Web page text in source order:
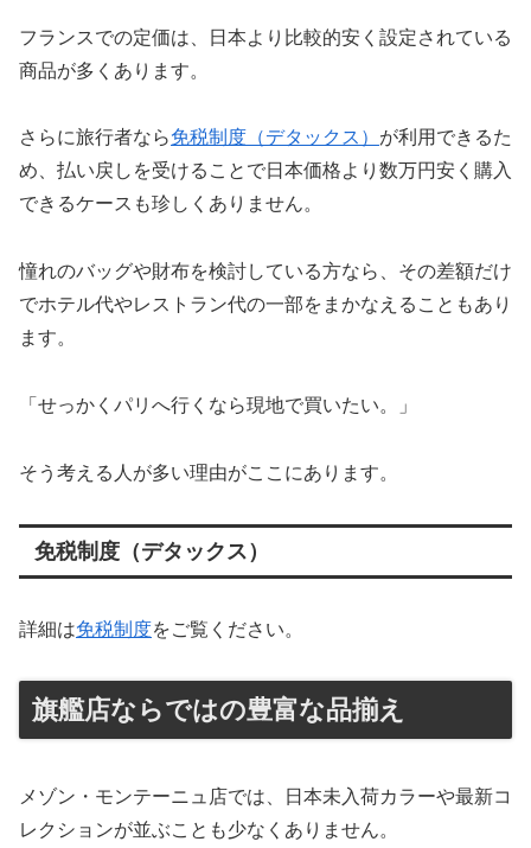
フランスでの定価は、日本より比較的安く設定されている
商品が多くあります。
さらに旅行者なら免税制度（デタックス） が利用できるた
め、払い戻しを受けることで日本価格より数万円安く購入
できるケースも珍しくありません。
憧れのバッグや財布を検討している方なら、その差額だけ
でホテル代やレストラン代の一部をまかなえることもあり
ます。
「せっかくパリへ行くなら現地で買いたい。」
そう考える人が多い理由がここにあります。
免税制度（デタックス）
詳細は免税制度をご覧ください。
旗艦店ならではの豊富な品揃え
メゾン・モンテーニュ店では、日本未入荷カラーや最新コ
レクションが並ぶことも少なくありません。